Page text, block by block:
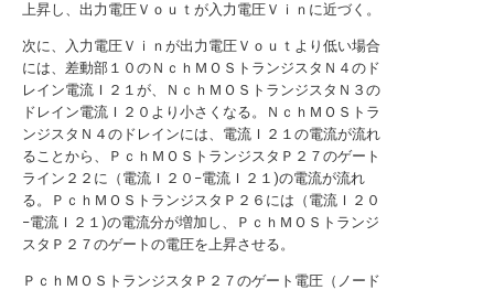
上昇し、出力電圧Ｖｏｕｔが入力電圧Ｖｉｎに近づく。
次に、入力電圧Ｖｉｎが出力電圧Ｖｏｕｔより低い場合
には、差動部１０のＮｃｈＭＯＳトランジスタＮ４のド
レイン電流Ｉ２１が、ＮｃｈＭＯＳトランジスタＮ３の
ドレイン電流Ｉ２０より小さくなる。ＮｃｈＭＯＳトラ
ンジスタＮ４のドレインには、電流Ｉ２１の電流が流れ
ることから、ＰｃｈＭＯＳトランジスタＰ２７のゲート
ライン２２に（電流Ｉ２０−電流Ｉ２１)の電流が流れ
る。ＰｃｈＭＯＳトランジスタＰ２６には（電流Ｉ２０
−電流Ｉ２１)の電流分が増加し、ＰｃｈＭＯＳトランジ
スタＰ２７のゲートの電圧を上昇させる。
ＰｃｈＭＯＳトランジスタＰ２７のゲート電圧（ノード